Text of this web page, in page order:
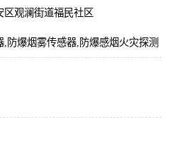
区观澜街道福民社区
,防爆烟雾传感器,防爆感烟火灾探测